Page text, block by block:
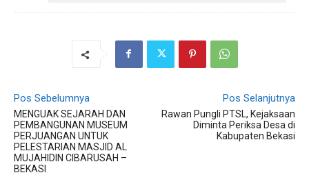
Pos Sebelumnya
MENGUAK SEJARAH DAN
PEMBANGUNAN MUSEUM
PERJUANGAN UNTUK
PELESTARIAN MASJID AL
MUJAHIDIN CIBARUSAH –
BEKASI
Pos Selanjutnya
Rawan Pungli PTSL, Kejaksaan
Diminta Periksa Desa di
Kabupaten Bekasi